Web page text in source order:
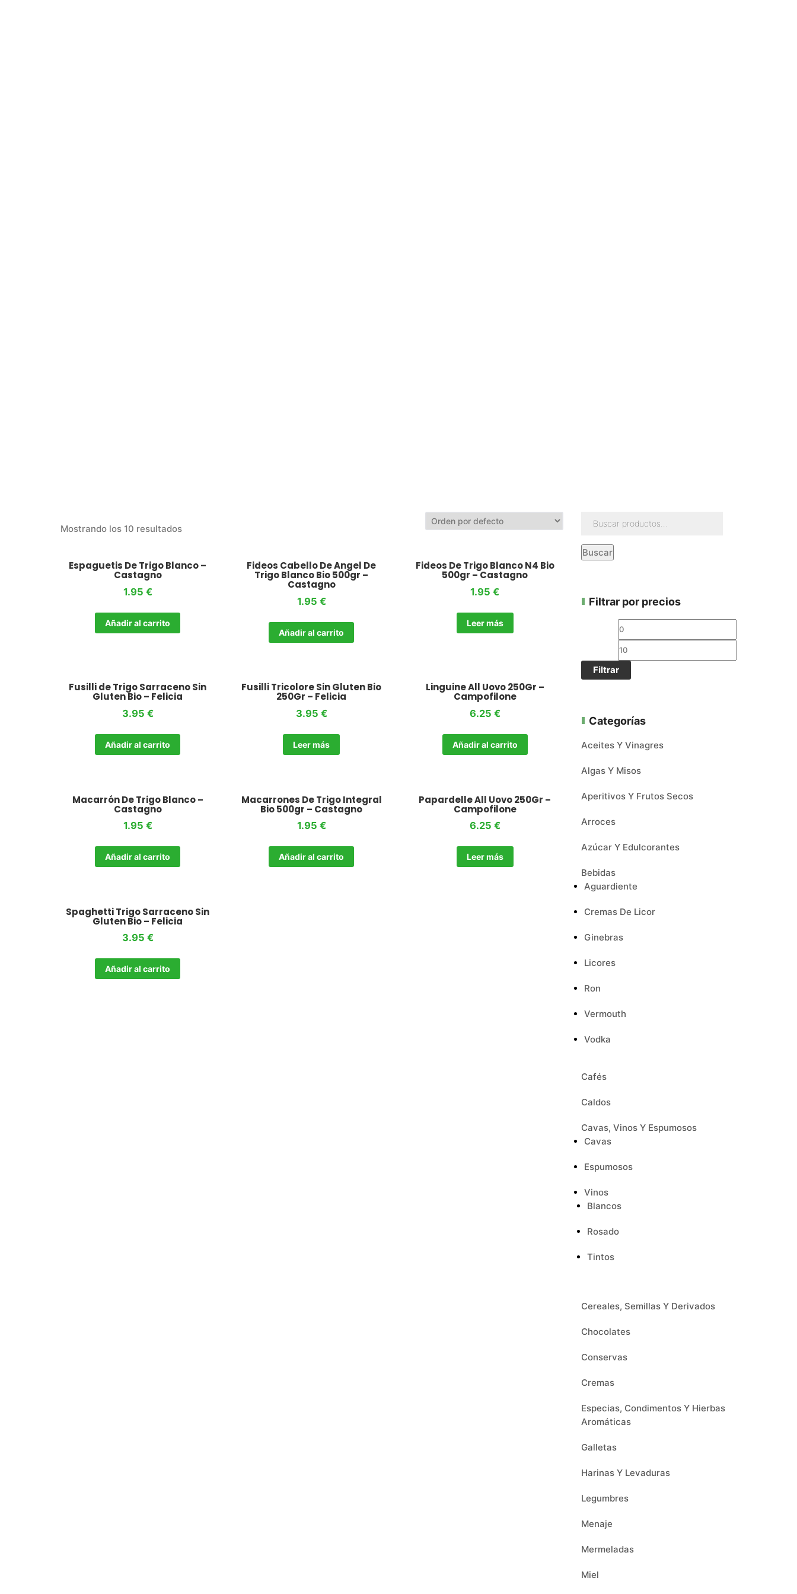
Mostrando los 10 resultados
Espaguetis De Trigo Blanco –
Castagno
1.95 €
Añadir al carrito
Fideos Cabello De Angel De
Trigo Blanco Bio 500gr –
Castagno
1.95 €
Añadir al carrito
Fideos De Trigo Blanco N4 Bio
500gr – Castagno
1.95€
Leer más
Fusilli de Trigo Sarraceno Sin
Gluten Bio – Felicia
3.95 €
Añadir al carrito
Fusilli Tricolore Sin Gluten Bio
250Gr – Felicia
3.95 €
Leer más
Linguine All Uovo 250Gr –
Campofilone
6.25 €
Añadir al carrito
Macarrón De Trigo Blanco –
Castagno
1.95 €
Añadir al carrito
Macarrones De Trigo Integral
Bio 500gr – Castagno
1.95 €
Añadir al carrito
Papardelle All Uovo 250Gr –
Campofilone
6.25 €
Leer más
Spaghetti Trigo Sarraceno Sin
Gluten Bio – Felicia
3.95 €
Añadir al carrito
Buscar
Filtrar por precios
Filtrar
Categorías
Aceites Y Vinagres
Algas Y Misos
Aperitivos Y Frutos Secos
Arroces
Azúcar Y Edulcorantes
Bebidas
Aguardiente
Cremas De Licor
Ginebras
Licores
Ron
Vermouth
Vodka
Cafés
Caldos
Cavas, Vinos Y Espumosos
Cavas
Espumosos
Vinos
Blancos
Rosado
Tintos
Cereales, Semillas Y Derivados
Chocolates
Conservas
Cremas
Especias, Condimentos Y Hierbas
Aromáticas
Galletas
Harinas Y Levaduras
Legumbres
Menaje
Mermeladas
Miel